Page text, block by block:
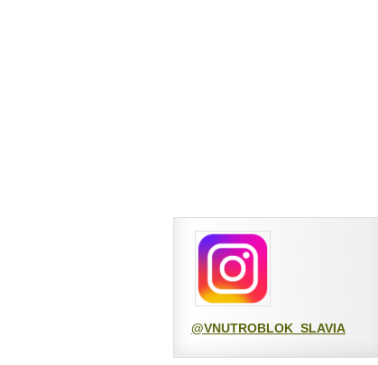
@VNUTROBLOK_SLAVIA